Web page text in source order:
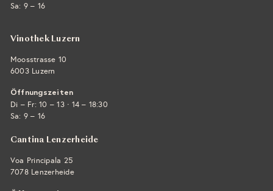
Sa: 9 – 16
Vinothek Luzern
Moosstrasse 10
6003 Luzern
Öffnungszeiten
Di – Fr: 10 – 13 · 14 – 18:30
Sa: 9 – 16
Cantina Lenzerheide
Voa Principala 25
7078 Lenzerheide